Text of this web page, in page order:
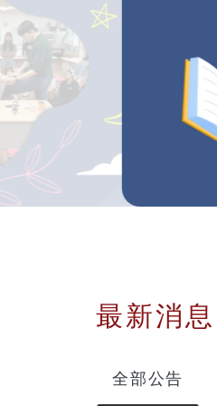
最新消息
全部公告